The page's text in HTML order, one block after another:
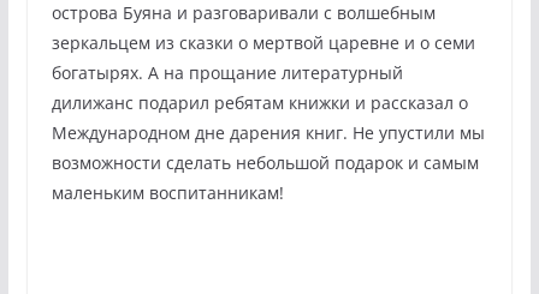
острова Буяна и разговаривали с волшебным
зеркальцем из сказки о мертвой царевне и о семи
богатырях. А на прощание литературный
дилижанс подарил ребятам книжки и рассказал о
Международном дне дарения книг. Не упустили мы
возможности сделать небольшой подарок и самым
маленьким воспитанникам!